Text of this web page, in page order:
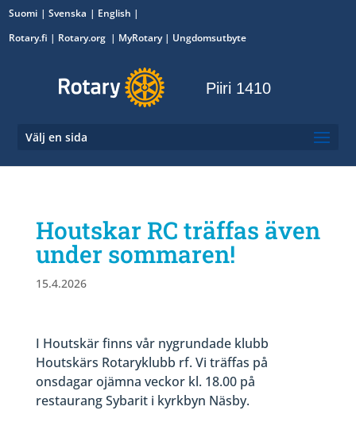
Suomi Svenska
English
Rotary.fi | Rotary.org | MyRotary| Ungdomsutbyte
Piiri 1410
Välj en sida
Houtskar RC träffas även
under sommaren!
15.4.2026
I Houtskär finns vår nygrundade klubb
Houtskärs Rotaryklubb rf. Vi träffas på
onsdagar ojämna veckor kl. 18.00 på
restaurang Sybarit i kyrkbyn Näsby.